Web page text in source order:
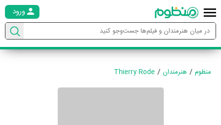
ورود
منظوم هنرمندان Thierry Rode